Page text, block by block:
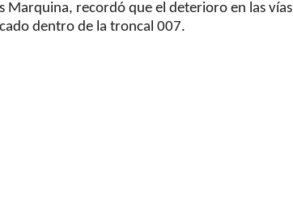
Marquina, recordó que el deterioro en las vías
dentro de la troncal 007.